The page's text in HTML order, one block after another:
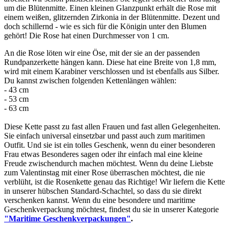
um die Blütenmitte. Einen kleinen Glanzpunkt erhält die Rose mit
einem weißen, glitzernden Zirkonia in der Blütenmitte. Dezent und
doch schillernd - wie es sich für die Königin unter den Blumen
gehört! Die Rose hat einen Durchmesser von 1 cm.
An die Rose löten wir eine Öse, mit der sie an der passenden
Rundpanzerkette hängen kann. Diese hat eine Breite von 1,8 mm,
wird mit einem Karabiner verschlossen und ist ebenfalls aus Silber.
Du kannst zwischen folgenden Kettenlängen wählen:
- 43 cm
- 53 cm
- 63 cm
Diese Kette passt zu fast allen Frauen und fast allen Gelegenheiten.
Sie einfach universal einsetzbar und passt auch zum maritimen
Outfit. Und sie ist ein tolles Geschenk, wenn du einer besonderen
Frau etwas Besonderes sagen oder ihr einfach mal eine kleine
Freude zwischendurch machen möchtest. Wenn du deine Liebste
zum Valentinstag mit einer Rose überraschen möchtest, die nie
verblüht, ist die Rosenkette genau das Richtige! Wir liefern die Kette
in unserer hübschen Standard-Schachtel, so dass du sie direkt
verschenken kannst. Wenn du eine besondere und maritime
Geschenkverpackung möchtest, findest du sie in unserer Kategorie
"Maritime Geschenkverpackungen".